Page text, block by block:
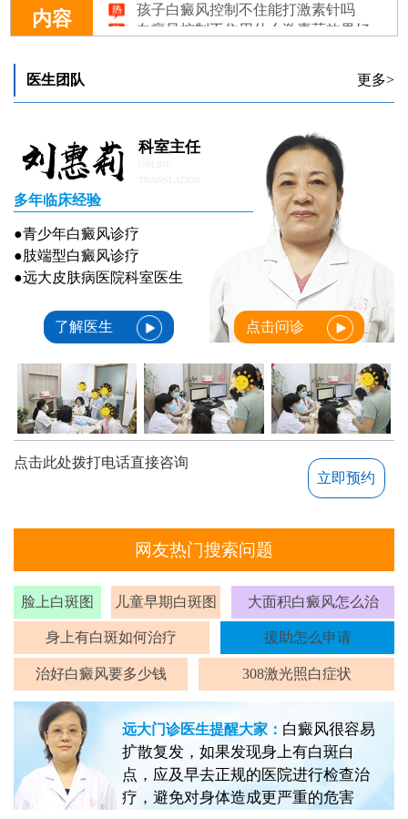
内容
白癜风控制不住用什么激素药效果好
泛发白癜风控制一段时间后又扩散怎么做？
医生团队 更多>
科室主任
多年临床经验
●青少年白癜风诊疗
●肢端型白癜风诊疗
●远大皮肤病医院科室医生
了解医生 点击问诊
点击此处拨打电话直接咨询
立即预约
网友热门搜索问题
脸上白斑图 儿童早期白斑图 大面积白癜风怎么治
身上有白斑如何治疗 援助怎么申请
治好白癜风要多少钱 308激光照白症状
远大门诊医生提醒大家： 白癜风很容易
扩散复发，如果发现身上有白斑白
点，应及早去正规的医院进行检查治
疗，避免对身体造成更严重的危害